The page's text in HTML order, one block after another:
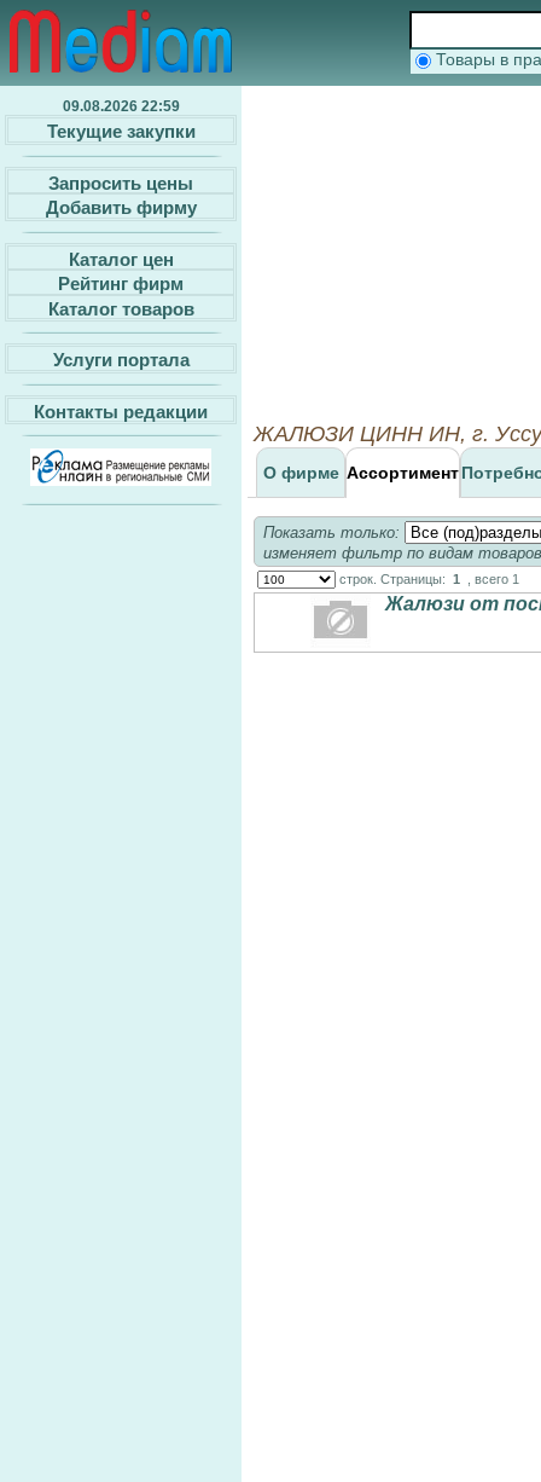
Товары в
09.08.2026 22:59
Текущие закупки
Запросить цены
Добавить фирму
Каталог цен
Рейтинг фирм
Каталог товаров
Услуги портала
Контакты редакции
ЖАЛЮЗИ ЦИНН ИН, г.
О фирме Ассортимент
Показать только:
изменяет фильтр по видам товаров
строк. Страницы: 1 , всего 1
Жалюзи от